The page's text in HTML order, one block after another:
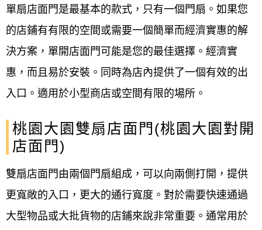
單扇店面門是最基本的款式，只有一個門扇。如果您
的店鋪有有限的空間或需要一個簡單而經濟實惠的解
決方案，單開店面門可能是您的最佳選擇。經濟實
惠，而且易於安裝。同時為店內提供了一個有效的出
入口。適用於小型商店或空間有限的場所。
桃園大園雙扇店面門(桃園大園對開
店面門)
雙扇店面門由兩個門扇組成，可以向兩側打開，提供
更寬敞的入口，更大的通行寬度。對於需要快速通過
大型物品或大批貨物的店鋪來說非常重要。通常用於